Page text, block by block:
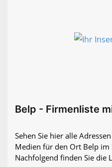
Belp - Firmenliste
Sehen Sie hier alle
Medien für den Ort Belp im
Nachfolgend finden Sie die